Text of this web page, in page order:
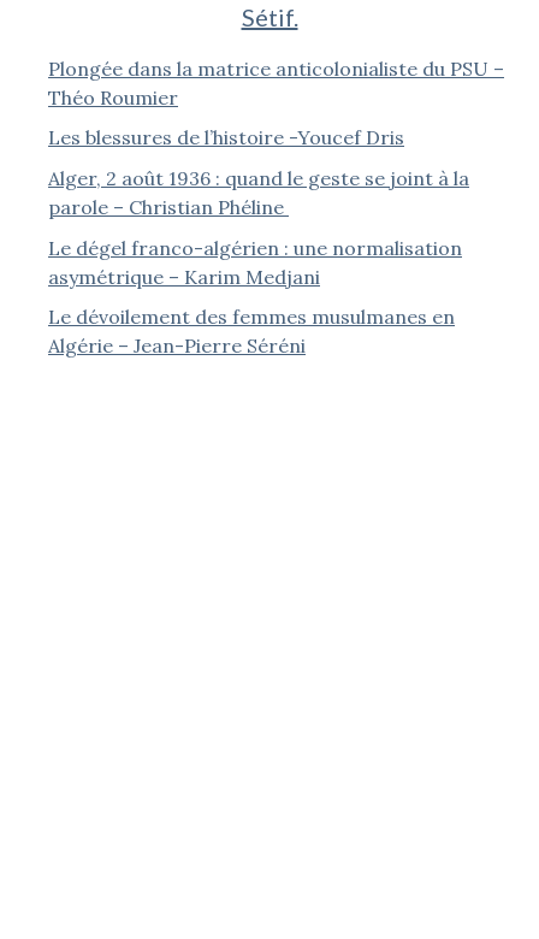
Sétif.
Plongée dans la matrice anticolonialiste du PSU –
Théo Roumier
Les blessures de l’histoire -Youcef Dris
Alger, 2 août 1936 : quand le geste se joint à la
parole – Christian Phéline
Le dégel franco-algérien : une normalisation
asymétrique – Karim Medjani
Le dévoilement des femmes musulmanes en
Algérie – Jean-Pierre Séréni